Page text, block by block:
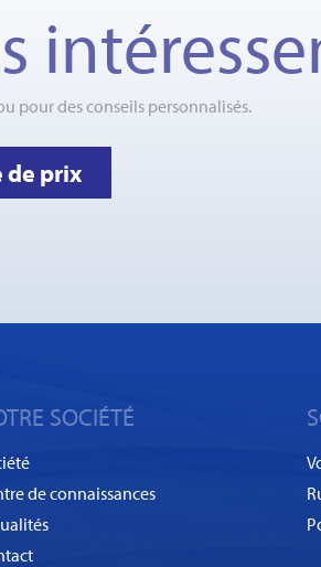
pour des conseils personnalisés.
de prix
SOCIÉTÉ
de connaissances